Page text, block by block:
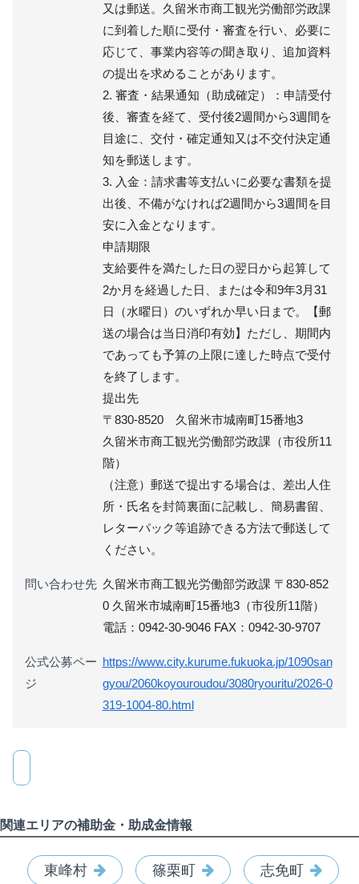
又は郵送。久留米市商工観光労働部労政課
に到着した順に受付・審査を行い、必要に
応じて、事業内容等の聞き取り、追加資料
の提出を求めることがあります。
2. 審査・結果通知（助成確定）：申請受付
後、審査を経て、受付後2週間から3週間を
目途に、交付・確定通知又は不交付決定通
知を郵送します。
3. 入金：請求書等支払いに必要な書類を提
出後、不備がなければ2週間から3週間を目
安に入金となります。
申請期限
支給要件を満たした日の翌日から起算して
2か月を経過した日、または令和9年3月31
日（水曜日）のいずれか早い日まで。【郵
送の場合は当日消印有効】​ただし、期間内
であっても予算の上限に達した時点で受付
を終了します。
提出先
〒830-8520 久留米市城南町15番地3
久留米市商工観光労働部労政課（市役所11
階）
（注意）郵送で提出する場合は、差出人住
所・氏名を封筒裏面に記載し、簡易書留、
レターパック等追跡できる方法で郵送して
ください。
問い合わせ先 久留米市商工観光労働部労政課 〒830-852
0 久留米市城南町15番地3（市役所11階）
電話：0942-30-9046 FAX：0942-30-9707
公式公募ペー
ジ
https://www.city.kurume.fukuoka.jp/1090san
gyou/2060koyouroudou/3080ryouritu/2026-0
319-1004-80.html
関連エリアの補助金・助成金情報
東峰村 篠栗町 志免町